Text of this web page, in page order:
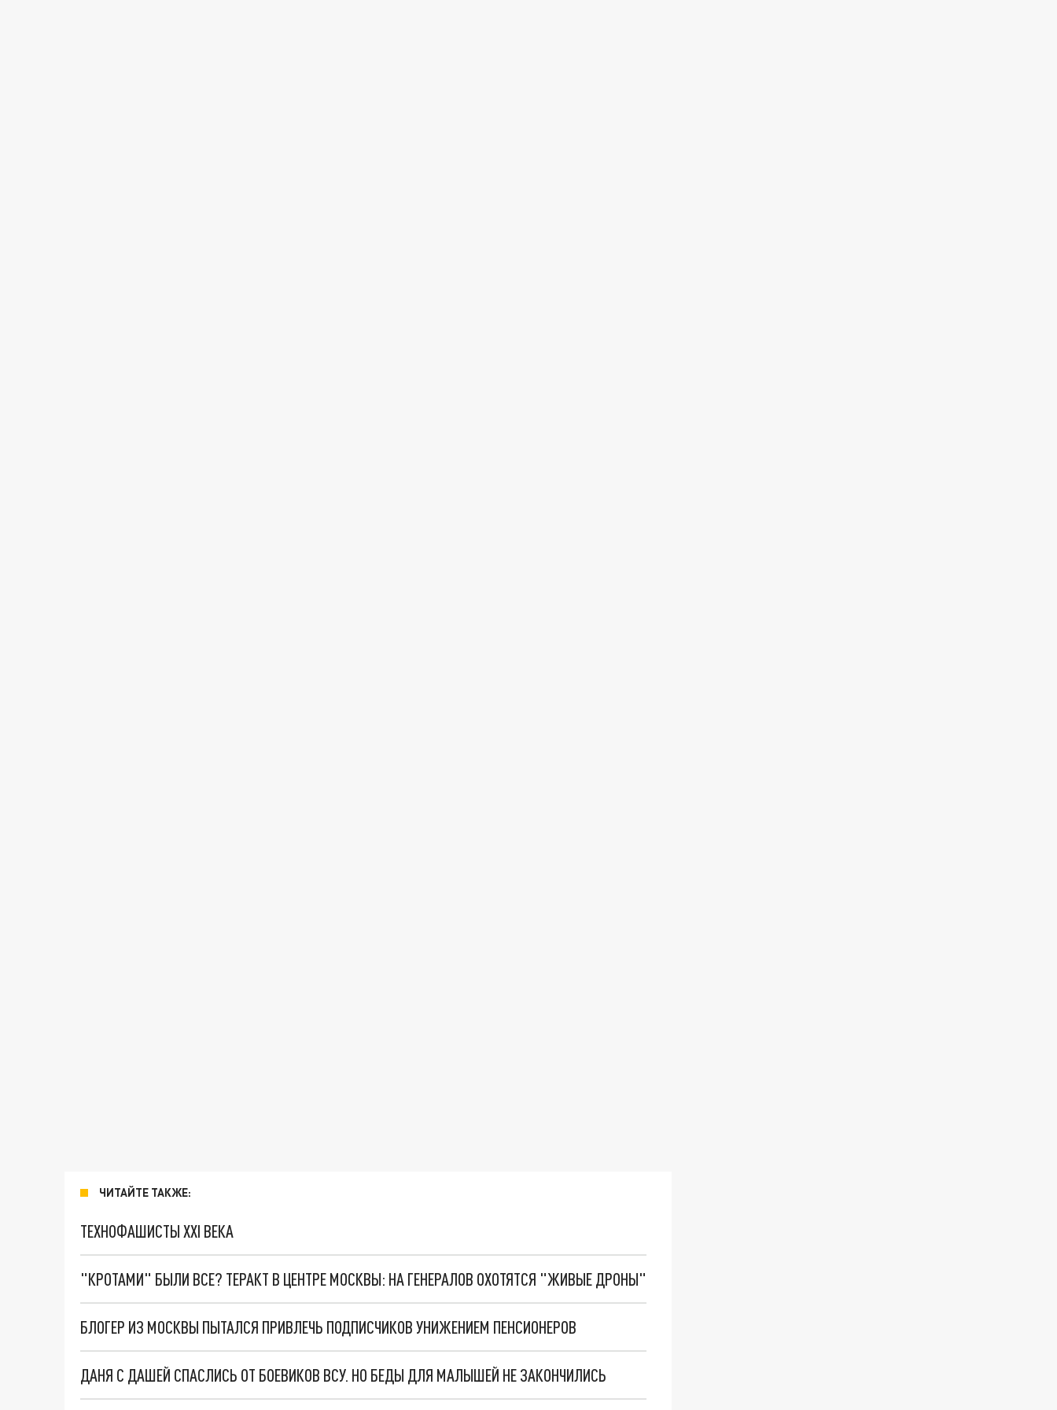
ЧИТАЙТЕ ТАКЖЕ:
ТЕХНОФАШИСТЫ XXI ВЕКА
"КРОТАМИ" БЫЛИ ВСЕ? ТЕРАКТ В ЦЕНТРЕ МОСКВЫ: НА ГЕНЕРАЛОВ ОХОТЯТСЯ "ЖИВЫЕ ДРОНЫ"
БЛОГЕР ИЗ МОСКВЫ ПЫТАЛСЯ ПРИВЛЕЧЬ ПОДПИСЧИКОВ УНИЖЕНИЕМ ПЕНСИОНЕРОВ
ДАНЯ С ДАШЕЙ СПАСЛИСЬ ОТ БОЕВИКОВ ВСУ. НО БЕДЫ ДЛЯ МАЛЫШЕЙ НЕ ЗАКОНЧИЛИСЬ